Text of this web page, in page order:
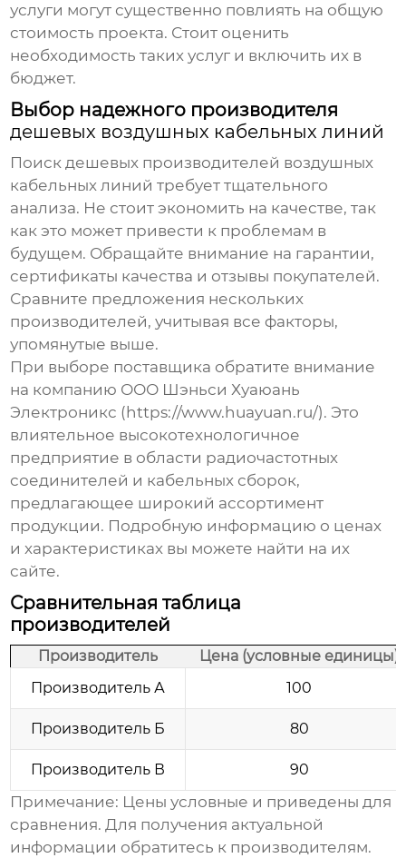
услуги могут существенно повлиять на общую
стоимость проекта. Стоит оценить
необходимость таких услуг и включить их в
бюджет.
Выбор надежного производителя
дешевых воздушных кабельных линий
Поискдешевых производителей воздушных
кабельных линий требует тщательного
анализа. Не стоит экономить на качестве, так
как это может привести к проблемам в
будущем. Обращайте внимание на гарантии,
сертификаты качества и отзывы покупателей.
Сравните предложения нескольких
производителей, учитывая все факторы,
упомянутые выше.
При выборе поставщика обратите внимание
на компанию ООО Шэньси Хуаюань
Электроникс ( https://www.huayuan.ru/). Это
влиятельное высокотехнологичное
предприятие в области радиочастотных
соединителей и кабельных сборок,
предлагающее широкий ассортимент
продукции. Подробную информацию о ценах
и характеристиках вы можете найти на их
сайте.
Сравнительная таблица
производителей
Производитель
Цена (условные единицы)
Производитель А
100
Производитель Б 80
Производитель В 90
Примечание: Цены условные и приведены для
сравнения. Для получения актуальной
информации обратитесь к производителям.